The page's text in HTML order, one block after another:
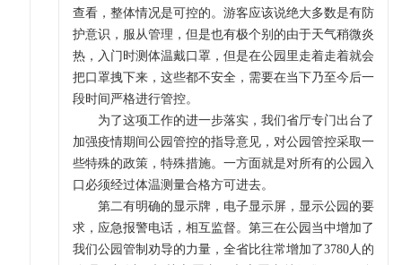
查看，整体情况是可控的。游客应该说绝大多数是有防
护意识，服从管理，但是也有极个别的由于天气稍微炎
热，入门时测体温戴口罩，但是在公园里走着走着就会
把口罩拽下来，这些都不安全，需要在当下乃至今后一
段时间严格进行管控。
为了这项工作的进一步落实，我们省厅专门出台了
加强疫情期间公园管控的指导意见，对公园管控采取一
些特殊的政策，特殊措施。一方面就是对所有的公园入
口必须经过体温测量合格方可进去。
第二有明确的显示牌，电子显示屏，显示公园的要
求，应急报警电话，相互监督。第三在公园当中增加了
我们公园管制劝导的力量，全省比往常增加了3780人的